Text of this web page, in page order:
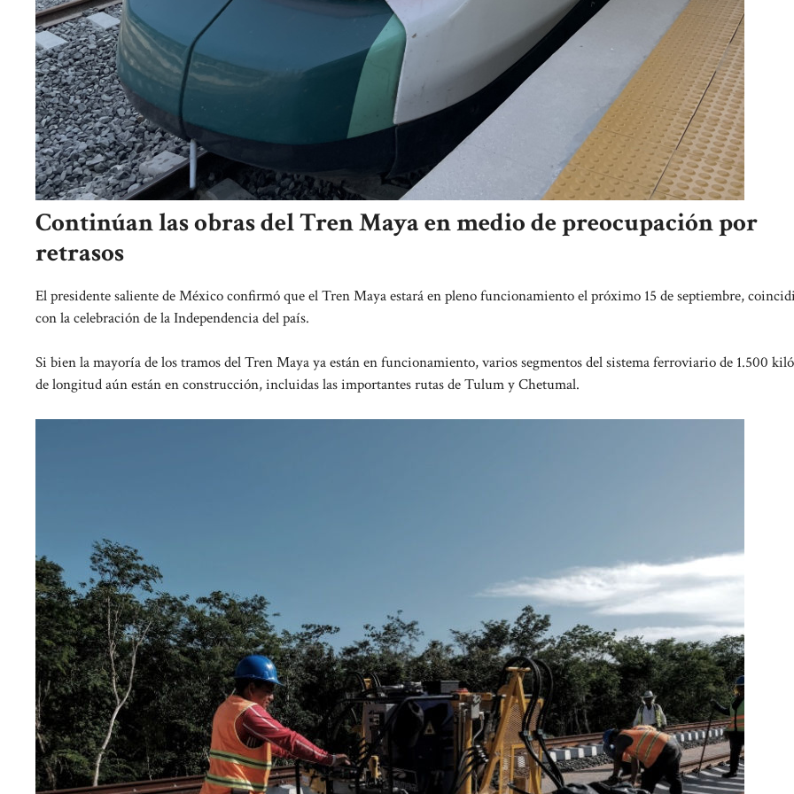
Continúan las obras del Tren Maya en medio de preocupación por
retrasos
El presidente saliente de México confirmó que el Tren Maya estará en pleno funcionamiento el próximo 15 de septiembre,
con la celebración de la Independencia del país.
Si bien la mayoría de los tramos del Tren Maya ya están en funcionamiento, varios segmentos del sistema ferroviario de 1.500
de longitud aún están en construcción, incluidas las importantes rutas de Tulum y Chetumal.